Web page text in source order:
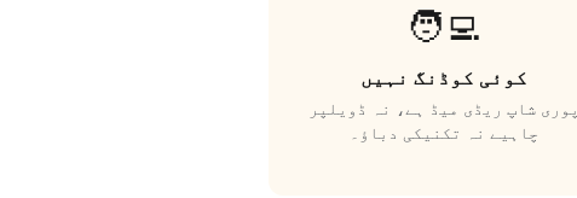
🧑‍💻
کوئی کوڈنگ نہیں
پوری شاپ ریڈی میڈ ہے، نہ ڈویلپر
چاہیے نہ تکنیکی دباؤ۔